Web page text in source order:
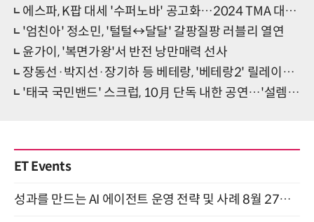
에스파, K팝 대세 '수퍼노바' 공고화…2024 TMA 대상 등 톱질주 시작
'엄친아' 정소민, '털털↔달달' 갈팡질팡 러블리 열연
윤가이, '복면가왕'서 반전 낭만매력 선사
장동선·박지선·장기하 등 베테랑, '베테랑2' 릴레이GV 참석
'태국 국민밴드' 스크럽, 10月 단독 내한 공연…'설렘 폭발'
ET Events
성과를 만드는 AI 에이전트 운영 전략 및 사례 8월 27일 개최